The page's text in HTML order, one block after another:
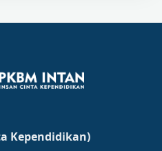
Kependidikan)